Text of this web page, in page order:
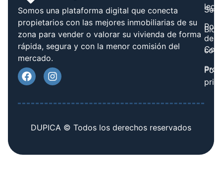
Somos una plataforma digital que conecta
propietarios con las mejores inmobiliarias de su
zona para vender o valorar su vivienda de forma
rápida, segura y con la menor comisión del
mercado.
Blog
legal
de
DUPICA © Todos los derechos reservados